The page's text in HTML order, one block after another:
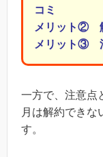
コミ
メリット②
メリット③
一方で、注意点
月は解約できな
す。